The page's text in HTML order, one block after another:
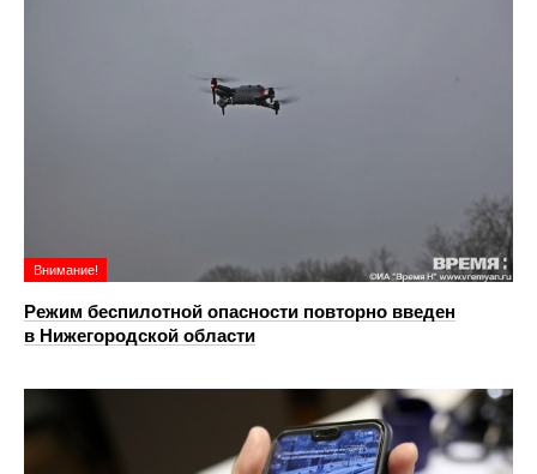
Внимание!
Режим беспилотной опасности повторно введен
в Нижегородской области